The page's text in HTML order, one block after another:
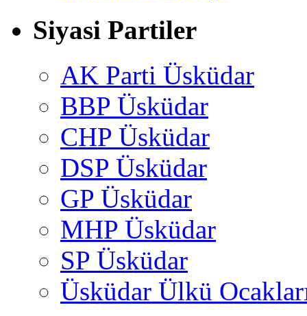
Siyasi Partiler
AK Parti Üsküdar
BBP Üsküdar
CHP Üsküdar
DSP Üsküdar
GP Üsküdar
MHP Üsküdar
SP Üsküdar
Üsküdar Ülkü